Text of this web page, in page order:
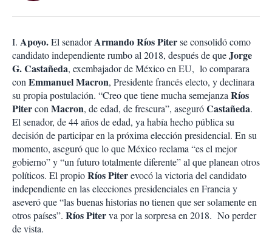
o
m
p
a
r
r
I. Apoyo.El senadorArmando Ríos Piterse consolidó como
candidato independiente rumbo al 2018, después de queJorge
G. Castañeda, exembajador de México en EU, lo comparara
con Emmanuel Macron, Presidente francés electo, y declinara
su propia postulación. “Creo que tiene mucha semejanza Ríos
Pitercon Macron, de edad, de frescura”, aseguróCastañeda.
El senador, de 44 años de edad, ya había hecho pública su
decisión de participar en la próxima elección presidencial. En su
momento, aseguró que lo que México reclama “es el mejor
gobierno” y “un futuro totalmente diferente” al que planean otros
políticos. El propioRíos Piterevocó la victoria del candidato
independiente en las elecciones presidenciales en Francia y
aseveró que “las buenas historias no tienen que ser solamente en
otros países”. Ríos Piterva por la sorpresa en 2018. No perder
de vista.